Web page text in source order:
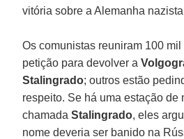
vitória sobre a Alemanha
Os comunistas reuniram 100
petição para devolver a
Stalingrado; outros estão
respeito. Se há uma estação de
chamadaStalingrado, eles
nome deveria ser banido na